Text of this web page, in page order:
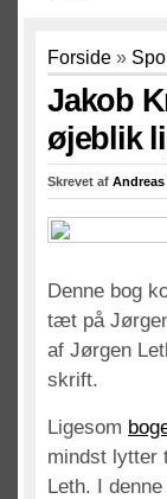
Forside »
Jakob
øjeblik
Skrevet af Andreas
Denne bog
tæt på
af Jørgen
skrift.
Ligesom
mindst lytter
Leth. I